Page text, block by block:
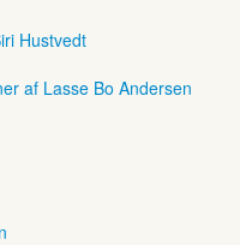
Hustvedt
af Lasse Bo Andersen